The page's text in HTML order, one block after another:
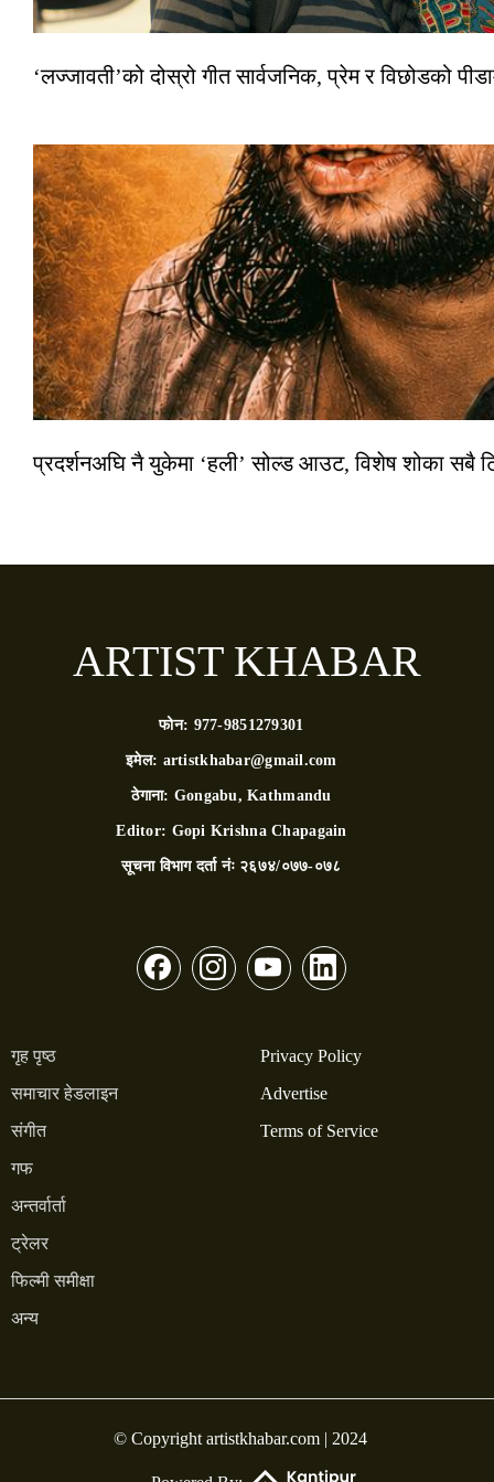
‘लज्जावती’को दोस्रो गीत सार्वजनिक, प्रेम र विछोडको
प्रदर्शनअघि नै युकेमा ‘हली’ सोल्ड आउट, विशेष शोका सबै
ARTIST KHABAR
फोन: 977-9851279301
इमेल: artistkhabar@gmail.com
ठेगाना: Gongabu, Kathmandu
Editor: Gopi Krishna Chapagain
सूचना विभाग दर्ता नंः २६७४/०७७-०७८
गृह पृष्ठ
समाचार हेडलाइन
संगीत
गफ
अन्तर्वार्ता
ट्रेलर
फिल्मी समीक्षा
अन्य
Privacy Policy
Advertise
Terms of Service
© Copyright artistkhabar.com | 2024